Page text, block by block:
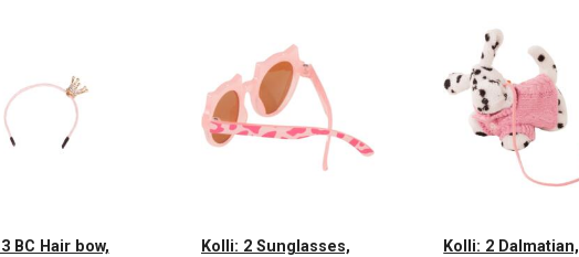
BC Hair bow,
Kolli: 2 Sunglasses,
Kolli: 2 Dalmatian,